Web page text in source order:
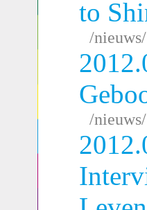
to
/
/